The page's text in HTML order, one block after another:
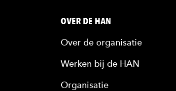
OVER DE HAN
Over de organisatie
Werken bij de HAN
Organisatie